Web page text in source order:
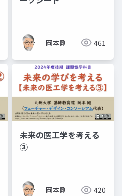
岡本剛 461
未来の医工学を考える
③
岡本剛 420